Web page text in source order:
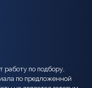
работу по подбору,
по предложенной